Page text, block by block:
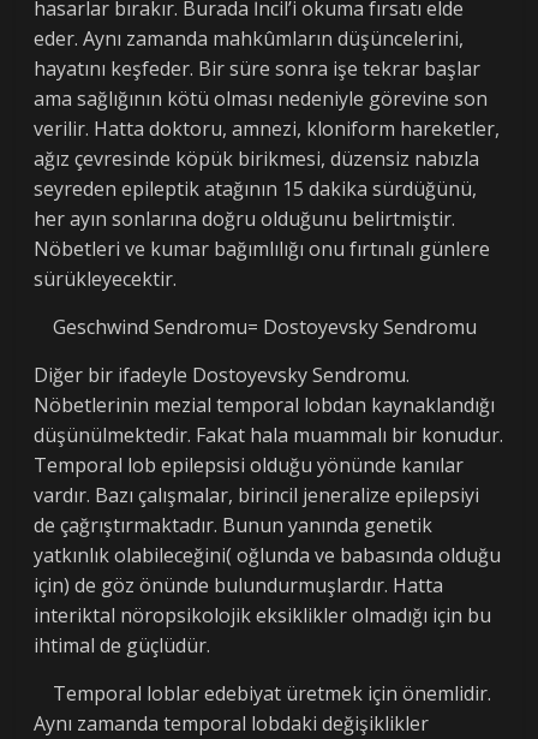
hasarlar bırakır. Burada İncil’i okuma fırsatı elde
eder. Aynı zamanda mahkûmların düşüncelerini,
hayatını keşfeder. Bir süre sonra işe tekrar başlar
ama sağlığının kötü olması nedeniyle görevine son
verilir. Hatta doktoru, amnezi, kloniform hareketler,
ağız çevresinde köpük birikmesi, düzensiz nabızla
seyreden epileptik atağının 15 dakika sürdüğünü,
her ayın sonlarına doğru olduğunu belirtmiştir.
Nöbetleri ve kumar bağımlılığı onu fırtınalı günlere
sürükleyecektir.
Geschwind Sendromu= Dostoyevsky Sendromu
Diğer bir ifadeyle Dostoyevsky Sendromu.
Nöbetlerinin mezial temporal lobdan kaynaklandığı
düşünülmektedir. Fakat hala muammalı bir konudur.
Temporal lob epilepsisi olduğu yönünde kanılar
vardır. Bazı çalışmalar, birincil jeneralize epilepsiyi
de çağrıştırmaktadır. Bunun yanında genetik
yatkınlık olabileceğini( oğlunda ve babasında olduğu
için) de göz önünde bulundurmuşlardır. Hatta
interiktal nöropsikolojik eksiklikler olmadığı için bu
ihtimal de güçlüdür.
Temporal loblar edebiyat üretmek için önemlidir.
Aynı zamanda temporal lobdaki değişiklikler